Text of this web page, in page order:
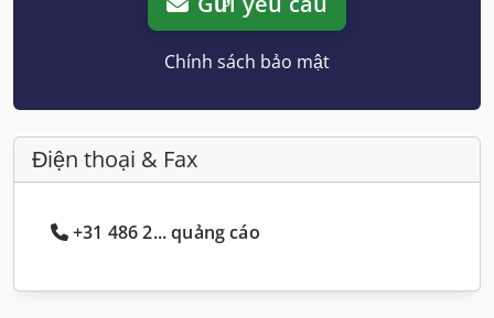
Chính sách bảo mật
Điện thoại & Fax
+31 486 2... quảng cáo